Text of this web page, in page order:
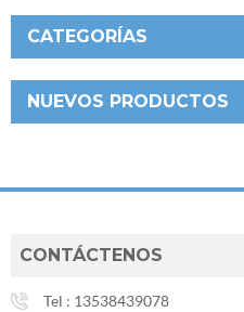
CATEGORÍAS
NUEVOS PRODUCTOS
CONTÁCTENOS
Tel : 13538439078